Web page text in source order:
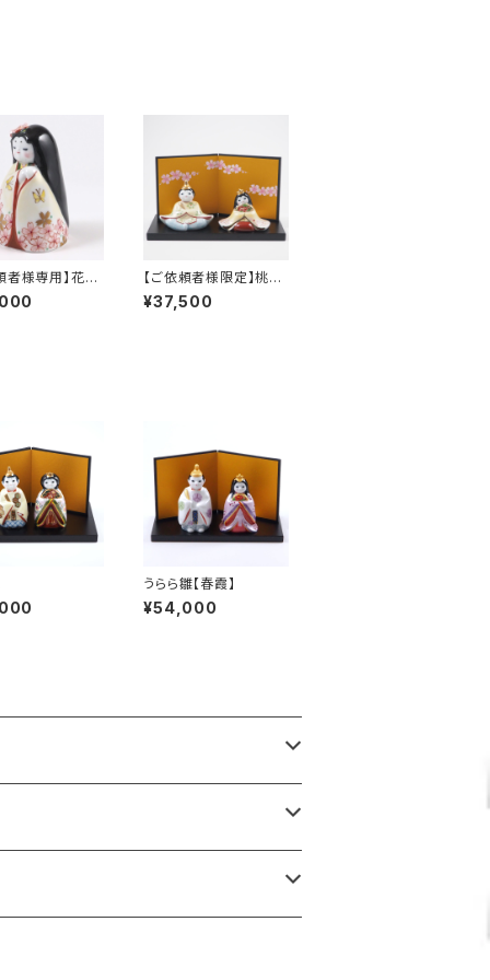
者様専用】花童
（アウトレット）
【ご依頼者様限定】桃見
月雛（梅花散らし）波桃
手描き屏風セット
¥37,500
うらら雛【春霞】
¥54,000